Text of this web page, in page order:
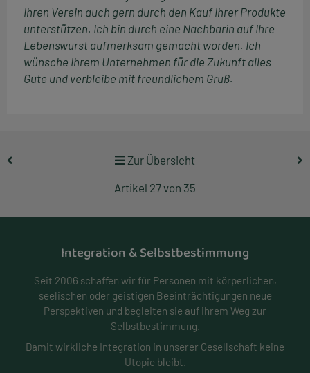
Ihren Verein auch gern durch den Kauf Ihrer Produkte
unterstützen. Ich bin durch eine Nachbarin auf Ihre
Lebenswurst aufmerksam gemacht worden. Ich
wünsche Ihrem Unternehmen für die Zukunft alles
Gute und verbleibe mit freundlichem Gruß.
Zur Übersicht
Artikel 27 von 35
Integration & Selbstbestimmung
Seit 2006 schaffen wir für Personen mit körperlichen,
seelischen oder geistigen Beeinträchtigungen neue
Perspektiven und begleiten sie auf ihrem Weg zur
Selbstbestimmung.
Damit wirkliche Integration in unserer Gesellschaft keine
Utopie bleibt.